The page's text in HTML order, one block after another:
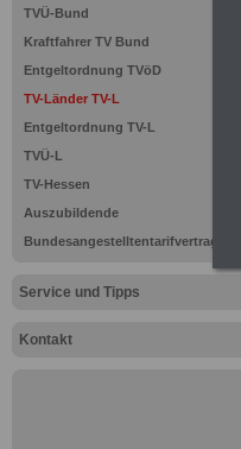
TVÜ-Bund
Kraftfahrer TV Bund
Entgeltordnung TVöD
TV-Länder TV-L
Entgeltordnung TV-L
TVÜ-L
TV-Hessen
Auszubildende
Bundesangestelltentarifvertrag
Service und Tipps
Kontakt